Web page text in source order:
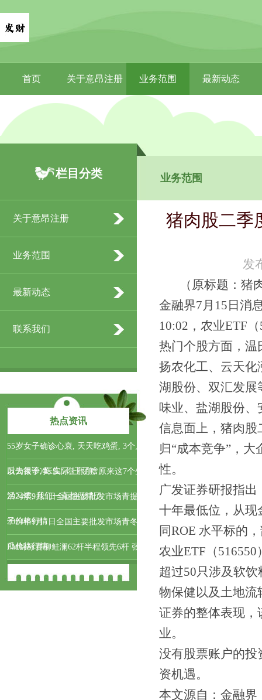
首页 关于意昂注册 业务范围 最新动态
栏目分类 业务范围
关于意昂注册
业务范围
最新动态
联系我们
热点资讯
55岁女子确诊心衰, 天天吃鸡蛋, 3个月
后去复诊, 医生: 你干了啥
以为很干净, 实际上很脏, 原来这7个生
活习惯, 我们一直都做错了
2024年9月1日全国主要批发市场青提
子价格行情
2024年9月1日全国主要批发市场青冬
瓜价格行情
FM锦标赛柳鲑澜62杆半程领先6杆 张
猪肉股二季
发
（原标题：
金融界7月15日消
10:02，农业ETF
热门个股方面，温
扬农化工、云天化
湖股份、双汇发展
味业、盐湖股份
信息面上，猪肉股
归“成本竞争”，
性。
广发证券研报指
十年最低位，从现
同ROE 水平标的
农业ETF（
超过50只涉及软
物保健以及土地流
证券的整体表现，
业。
没有股票账户的投
资机遇。
本文源自：金融界